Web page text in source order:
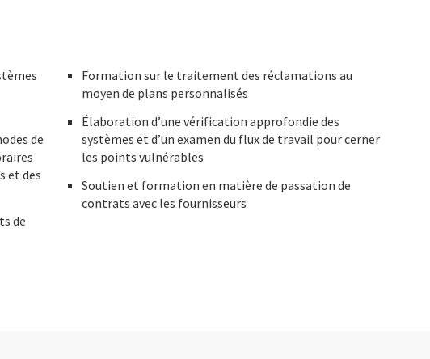
de
et des
de
Formation sur le traitement des réclamations au
moyen de plans personnalisés
Élaboration d’une vérification approfondie des
systèmes et d’un examen du flux de travail pour cerner
les points vulnérables
Soutien et formation en matière de passation de
contrats avec les fournisseurs